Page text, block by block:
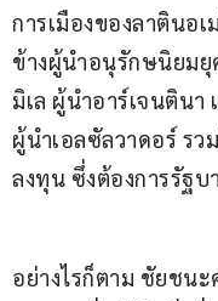
การเมืองของลาตินอ
ข้างผู้นำอนุรักษนิยมยุ
มิเล ผู้นำอาร์เจนตินา
ผู้นำเอลซัลวาดอร์ ร
ลงทุน ซึ่งต้องการรัฐบ
อย่างไรก็ตาม ชัยชน